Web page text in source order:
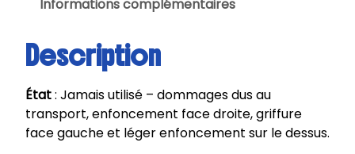
Informations complémentaires
Description
État: Jamais utilisé – dommages dus au
transport, enfoncement face droite, griffure
face gauche et léger enfoncement sur le dessus.